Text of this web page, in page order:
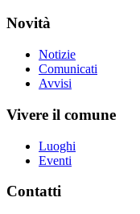
Novità
Notizie
Comunicati
Avvisi
Vivere il comune
Luoghi
Eventi
Contatti